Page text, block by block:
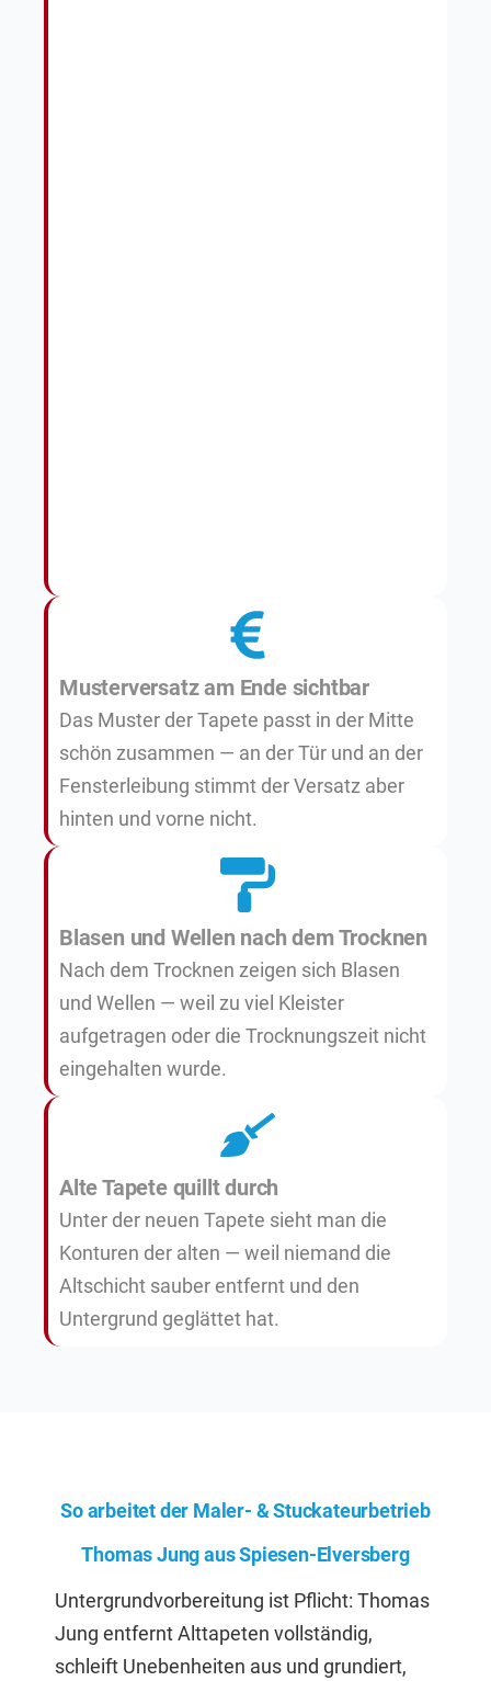
Musterversatz am Ende sichtbar
Das Muster der Tapete passt in der Mitte
schön zusammen — an der Tür und an der
Fensterleibung stimmt der Versatz aber
hinten und vorne nicht.
Blasen und Wellen nach dem Trocknen
Nach dem Trocknen zeigen sich Blasen
und Wellen — weil zu viel Kleister
aufgetragen oder die Trocknungszeit nicht
eingehalten wurde.
Alte Tapete quillt durch
Unter der neuen Tapete sieht man die
Konturen der alten — weil niemand die
Altschicht sauber entfernt und den
Untergrund geglättet hat.
So arbeitet der Maler- & Stuckateurbetrieb
Thomas Jung aus Spiesen-Elversberg
Untergrundvorbereitung ist Pflicht: Thomas
Jung entfernt Alttapeten vollständig,
schleift Unebenheiten aus und grundiert,